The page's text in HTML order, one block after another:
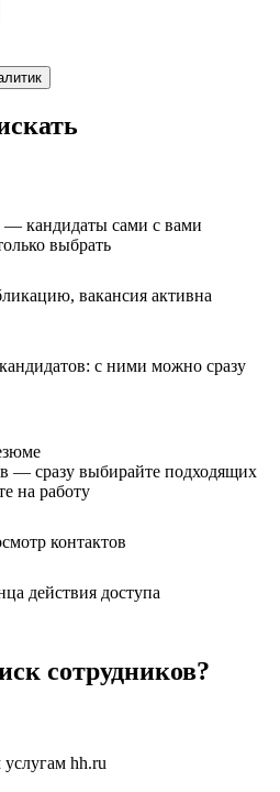
кандидаты сами с вами
выбрать
вакансия активна
с ними можно сразу
— сразу выбирайте подходящих
на работу
контактов
действия доступа
сотрудников?
hh.ru